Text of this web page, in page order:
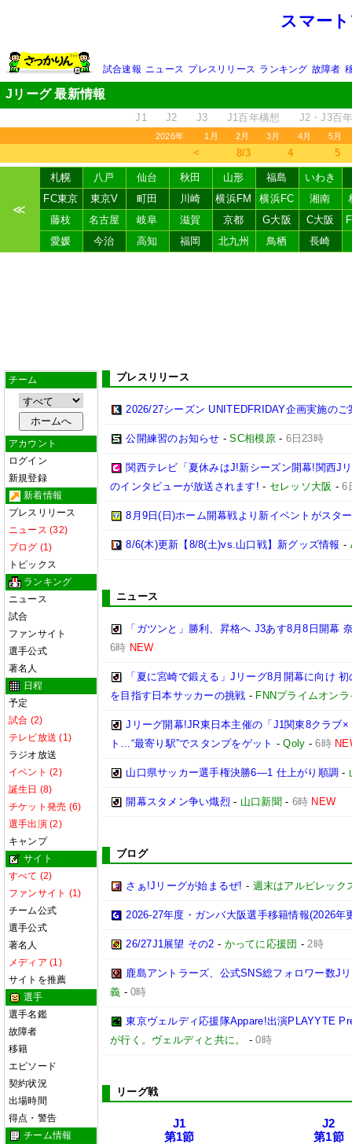
スマー
試合速報 ニュース プレスリリース ランキング 故障者
Jリーグ 最新情報
J1 J2 J3 J1百年構想 J2・J3百
2026年 1月 2月 3月 4月 5月
＜ 8/3 4 5
≪
札幌 八戸 仙台 秋田 山形 福島
いわき
FC東京
東京V 町田 川崎 横浜FM 横浜FC 湘南
藤枝
名古屋 岐阜 滋賀 京都 G大阪 C大阪
愛媛
今治 高知 福岡 北九州 鳥栖 長崎
チーム
アカウント
ログイン
新規登録
新着情報
プレスリリース
ニュース (32)
ブログ (1)
トピックス
ランキング
ニュース
試合
ファンサイト
選手公式
著名人
日程
予定
試合 (2)
テレビ放送 (1)
ラジオ放送
イベント (2)
誕生日 (8)
チケット発売 (6)
選手出演 (2)
キャンプ
サイト
すべて (2)
ファンサイト (1)
チーム公式
選手公式
著名人
メディア (1)
サイトを推薦
選手
選手名鑑
故障者
移籍
エピソード
契約状況
出場時間
得点・警告
チーム情報
プレスリリース
2026/27シーズン UNITEDFRIDAY企画実施のご
公開練習のお知らせ -SC相模原- 6日23時
関西テレビ「夏休みはJ!新シーズン開幕!関西J
のインタビューが放送されます! - セレッソ大阪 -6
8月9日(日)ホーム開幕戦より新イベントがスタ
8/6(木)更新【8/8(土)vs.山口戦】新グッズ情報 -
ニュース
「ガツンと」勝利、昇格へ J3あす8月8日開幕
6時 NEW
「夏に宮崎で鍛える」Jリーグ8月開幕に向け
を目指す日本サッカーの挑戦 - FNNプライムオンラ
Jリーグ開幕!JR東日本主催の「J1関東8クラブ
ト…“最寄り駅”でスタンプをゲット -Qoly -6時
山口県サッカー選手権決勝6―1 仕上がり順調 -
開幕スタメン争い熾烈 - 山口新聞 - 6時 NEW
ブログ
さぁ!Jリーグが始まるぜ! - 週末はアルビレック
2026-27年度・ガンバ大阪選手移籍情報(2026年
26/27J1展望 その2 - かってに応援団 -2時
鹿島アントラーズ、公式SNS総フォロワー数J
義 -0時
東京ヴェルディ応援隊Appare!出演PLAYYTE
が行く。ヴェルディと共に。
-0時
リーグ戦
J1
第1節
J2
第1節